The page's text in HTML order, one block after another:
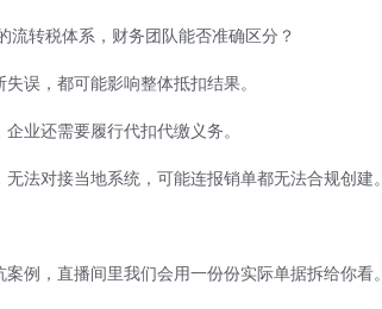
转税体系，财务团队能否准确区分？
误，都可能影响整体抵扣结果。
业还需要履行代扣代缴义务。
法对接当地系统，可能连报销单都无法合规创建。
例，直播间里我们会用一份份实际单据拆给你看。